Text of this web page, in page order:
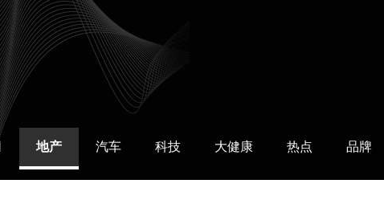
地产 汽车 科技 大健康 热点 品牌